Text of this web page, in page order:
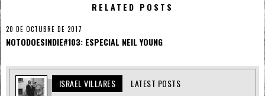
RELATED POSTS
20 DE OCTUBRE DE 2017
NOTODOESINDIE#103: ESPECIAL NEIL YOUNG
ISRAEL VILLARES LATEST POSTS